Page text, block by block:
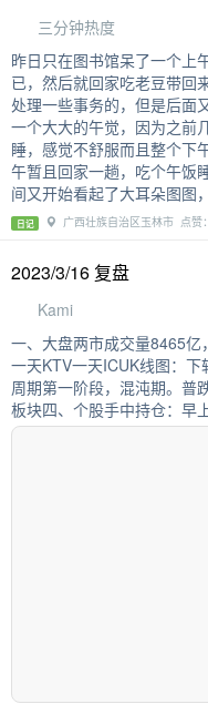
三分钟热度
昨日只在图书馆呆了一个上
已，然后就回家吃老豆带回
处理一些事务的，但是后面
一个大大的午觉，因为之前
睡，感觉不舒服而且整个下
午暂且回家一趟，吃个午饭
间又开始看起了大耳朵图图
日记 广西壮族自治区玉林市 点赞
2023/3/16 复盘
Kami
一、大盘两市成交量8465亿
一天KTV一天ICUK线图：
周期第一阶段，混沌期。普
板块四、个股手中持仓：早